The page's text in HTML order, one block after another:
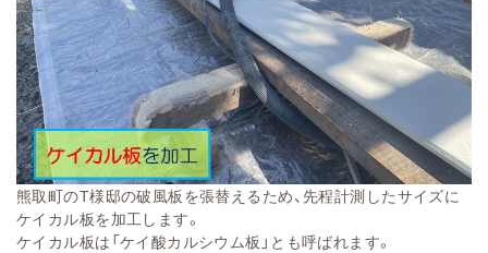
熊取町のT様邸の破風板を張替えるため、先程計測したサイズに
ケイカル板を加工します。
ケイカル板は「ケイ酸カルシウム板」とも呼ばれます。